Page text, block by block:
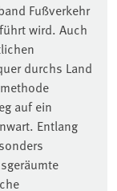
Fußverkehr
wird. Auch
durchs Land
auf ein
Entlang